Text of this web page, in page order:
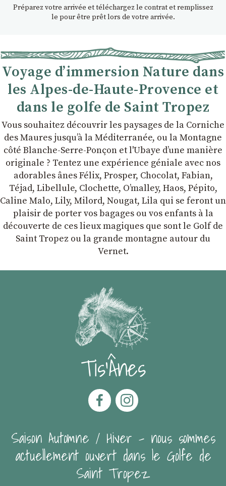
Préparez votre arrivée et téléchargez le contrat et remplissez
le pour être prêt lors de votre arrivée.
Voyage d’immersion Nature dans
les Alpes-de-Haute-Provence et
dans le golfe de Saint Tropez
Vous souhaitez découvrir les paysages de la Corniche
des Maures jusqu’à la Méditerranée, ou la Montagne
côté Blanche-Serre-Ponçon et l'Ubaye dʼune manière
originale ? Tentez une expérience géniale avec nos
adorables ânes Félix, Prosper, Chocolat, Fabian,
Téjad, Libellule, Clochette, Oʼmalley, Haos, Pépito,
Caline Malo, Lily, Milord, Nougat, Lila qui se feront un
plaisir de porter vos bagages ou vos enfants à la
découverte de ces lieux magiques que sont le Golf de
Saint Tropez ou la grande montagne autour du
Vernet.
Tis'Ânes
Saison Automne / Hiver - nous sommes
actuellement ouvert dans le Golfe de
Saint Tropez